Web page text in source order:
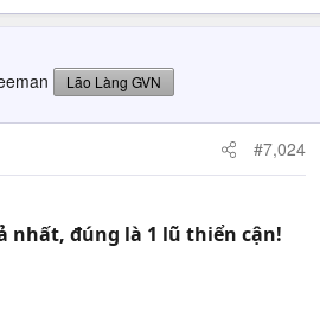
Lão Làng GVN
#7,024
nhất, đúng là 1 lũ thiển cận!